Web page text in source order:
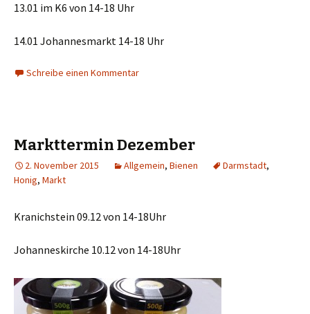
13.01 im K6 von 14-18 Uhr
14.01 Johannesmarkt 14-18 Uhr
Schreibe einen Kommentar
Markttermin Dezember
2. November 2015 Allgemein, Bienen Darmstadt,
Honig, Markt
Kranichstein 09.12 von 14-18Uhr
Johanneskirche 10.12 von 14-18Uhr